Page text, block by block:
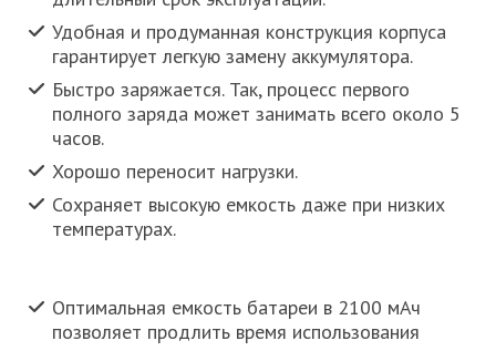
Удобная и продуманная конструкция корпуса
гарантирует легкую замену аккумулятора.
Быстро заряжается. Так, процесс первого
полного заряда может занимать всего около 5
часов.
Хорошо переносит нагрузки.
Сохраняет высокую емкость даже при низких
температурах.
Оптимальная емкость батареи в 2100 мАч
позволяет продлить время использования